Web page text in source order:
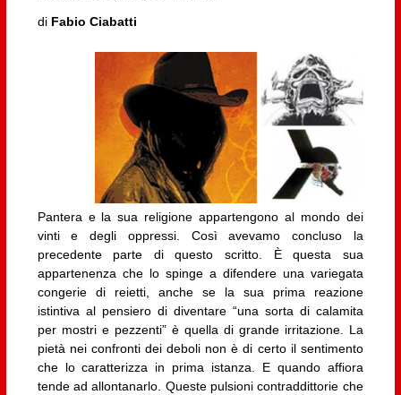
di Fabio Ciabatti
Pantera e la sua religione appartengono al mondo dei
vinti e degli oppressi. Così avevamo concluso la
precedente parte di questo scritto. È questa sua
appartenenza che lo spinge a difendere una variegata
congerie di reietti, anche se la sua prima reazione
istintiva al pensiero di diventare “una sorta di calamita
per mostri e pezzenti” è quella di grande irritazione. La
pietà nei confronti dei deboli non è di certo il sentimento
che lo caratterizza in prima istanza. E quando affiora
tende ad allontanarlo. Queste pulsioni contraddittorie che